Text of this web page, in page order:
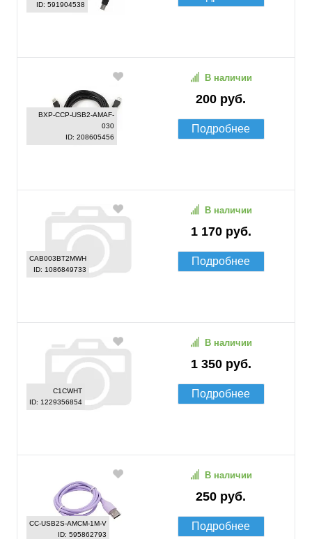
ID: 591904538
BXP-CCP-USB2-AMAF-
030
ID: 208605456
200 руб.
В наличии
Подробнее
CAB003BT2MWH
ID: 1086849733
1 170 руб.
В наличии
Подробнее
C1CWHT
ID: 1229356854
1 350 руб.
В наличии
Подробнее
CC-USB2S-AMCM-1M-V
ID: 595862793
250 руб.
В наличии
Подробнее